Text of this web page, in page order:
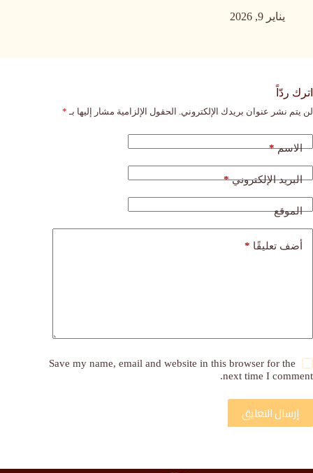
يناير 9, 2026
اترك ردّاً
لن يتم نشر عنوان بريدك الإلكتروني. الحقول الإلزامية مشار إليها بـ *
الاسم*
البريد الإلكتروني*
الموقع
أضف تعليقًا *
Save my name, email and website in this browser for the
next time I comment.
إرسال التعليق